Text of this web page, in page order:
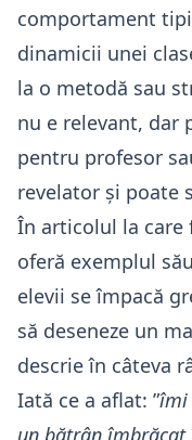
comportament
dinamicii unei
la o metodă sau
nu e relevant, dar
pentru profesor
revelator și poate
În articolul la care
oferă exemplul
elevii se împacă
să deseneze un
descrie în câteva
Iată ce a aflat: ”îmi